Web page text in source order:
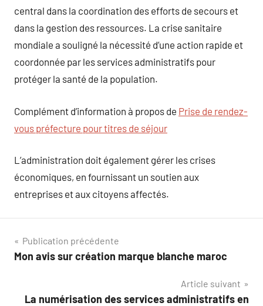
central dans la coordination des efforts de secours et
dans la gestion des ressources. La crise sanitaire
mondiale a souligné la nécessité d’une action rapide et
coordonnée par les services administratifs pour
protéger la santé de la population.
Complément d’information à propos de Prise de rendez-
vous préfecture pour titres de séjour
L’administration doit également gérer les crises
économiques, en fournissant un soutien aux
entreprises et aux citoyens affectés.
Navigation
de
Publication précédente
Mon avis sur création marque blanche maroc
Article suivant
La numérisation des services administratifs en